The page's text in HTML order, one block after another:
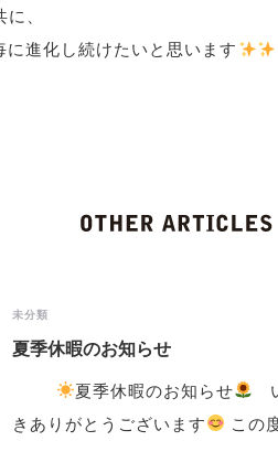
、
に進化し続けたいと思います
未分類
夏季休暇のお知らせ
夏季休暇のお知らせ
きありがとうございます
この